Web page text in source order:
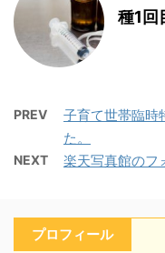
種1回
PREV
子育て世帯臨時
た。
NEXT 楽天写真館のフ
プロフィール